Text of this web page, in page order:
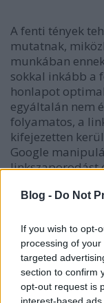
Blog - Do Not
If you wish to opt-
processing of
targeted
section to confirm
opt-out request is
A fenti tények
mutatnak,
munkában
sokkal inkább a
honlapot
egyáltalán nem
folyamatos, a
kifejezetten
Google
linkszaporodást
előre meg
10-re viszi át.
Mégis van
eredmény